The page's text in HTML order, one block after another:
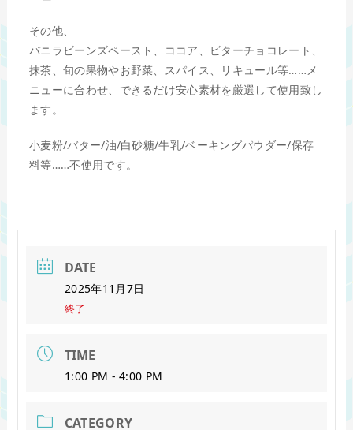
その他、
バニラビーンズペースト、ココア、ビターチョコレート、
抹茶、旬の果物やお野菜、スパイス、リキュール等……メ
ニューに合わせ、できるだけ安心素材を厳選して使用致し
ます。
小麦粉/バター/油/白砂糖/牛乳/ベーキングパウダー/保存
料等……不使用です。
DATE
2025年11月7日
終了
TIME
1:00 PM - 4:00 PM
CATEGORY